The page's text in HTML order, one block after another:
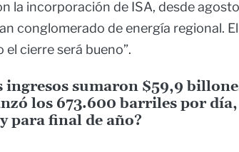
la incorporación de ISA, desde
conglomerado de energía regional.
cierre será bueno”.
ingresos sumaron $59,9
los 673.600 barriles por día,
para final de año?